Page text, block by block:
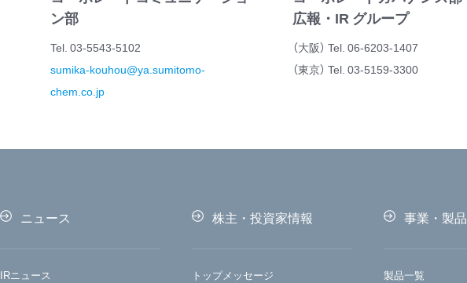
ン部
Tel. 03-5543-5102
sumika-kouhou@ya.sumitomo-
chem.co.jp
広報・IR グループ
（大阪） Tel. 06-6203-1407
（東京） Tel. 03-5159-3300
ニュース
IRニュース
株主・投資家情報
トップメッセージ
事業・製品
製品一覧